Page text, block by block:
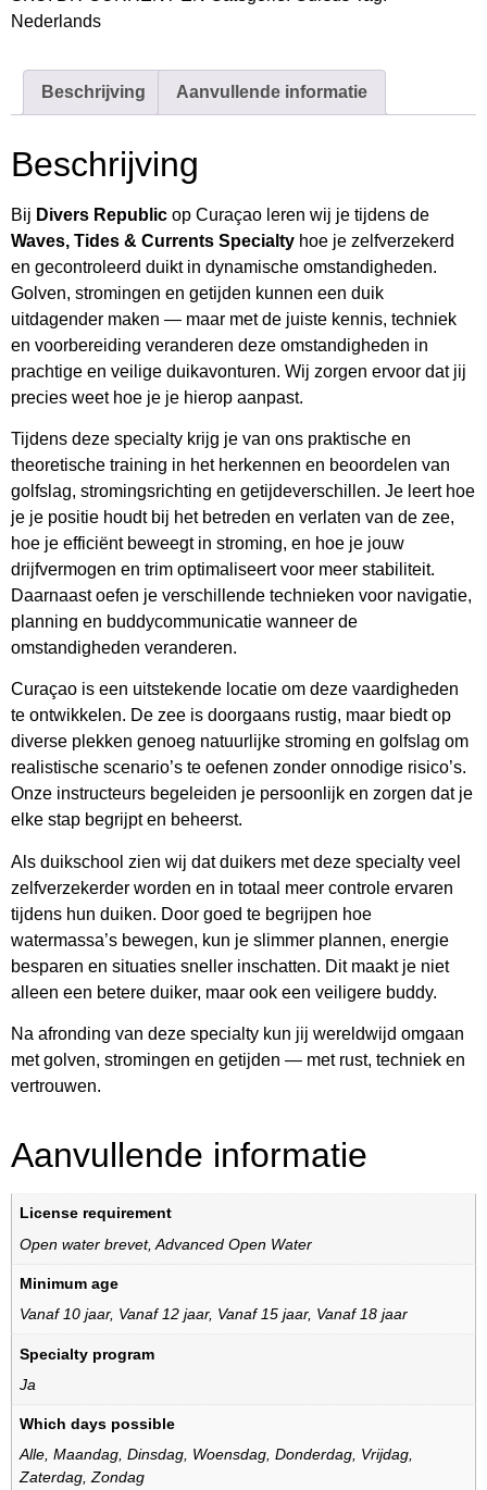
Nederlands
Beschrijving Aanvullende informatie
Beschrijving
Bij Divers Republic op Curaçao leren wij je tijdens de
Waves, Tides & Currents Specialty hoe je zelfverzekerd
en gecontroleerd duikt in dynamische omstandigheden.
Golven, stromingen en getijden kunnen een duik
uitdagender maken — maar met de juiste kennis, techniek
en voorbereiding veranderen deze omstandigheden in
prachtige en veilige duikavonturen. Wij zorgen ervoor dat jij
precies weet hoe je je hierop aanpast.
Tijdens deze specialty krijg je van ons praktische en
theoretische training in het herkennen en beoordelen van
golfslag, stromingsrichting en getijdeverschillen. Je leert hoe
je je positie houdt bij het betreden en verlaten van de zee,
hoe je efficiënt beweegt in stroming, en hoe je jouw
drijfvermogen en trim optimaliseert voor meer stabiliteit.
Daarnaast oefen je verschillende technieken voor navigatie,
planning en buddycommunicatie wanneer de
omstandigheden veranderen.
Curaçao is een uitstekende locatie om deze vaardigheden
te ontwikkelen. De zee is doorgaans rustig, maar biedt op
diverse plekken genoeg natuurlijke stroming en golfslag om
realistische scenario’s te oefenen zonder onnodige risico’s.
Onze instructeurs begeleiden je persoonlijk en zorgen dat je
elke stap begrijpt en beheerst.
Als duikschool zien wij dat duikers met deze specialty veel
zelfverzekerder worden en in totaal meer controle ervaren
tijdens hun duiken. Door goed te begrijpen hoe
watermassa’s bewegen, kun je slimmer plannen, energie
besparen en situaties sneller inschatten. Dit maakt je niet
alleen een betere duiker, maar ook een veiligere buddy.
Na afronding van deze specialty kun jij wereldwijd omgaan
met golven, stromingen en getijden — met rust, techniek en
vertrouwen.
Aanvullende informatie
License requirement
Open water brevet,Advanced Open Water
Minimum age
Vanaf 10 jaar, Vanaf 12 jaar, Vanaf 15 jaar, Vanaf 18 jaar
Specialty program
Ja
Which days possible
Alle,Maandag,Dinsdag, Woensdag,Donderdag, Vrijdag,
Zaterdag,Zondag